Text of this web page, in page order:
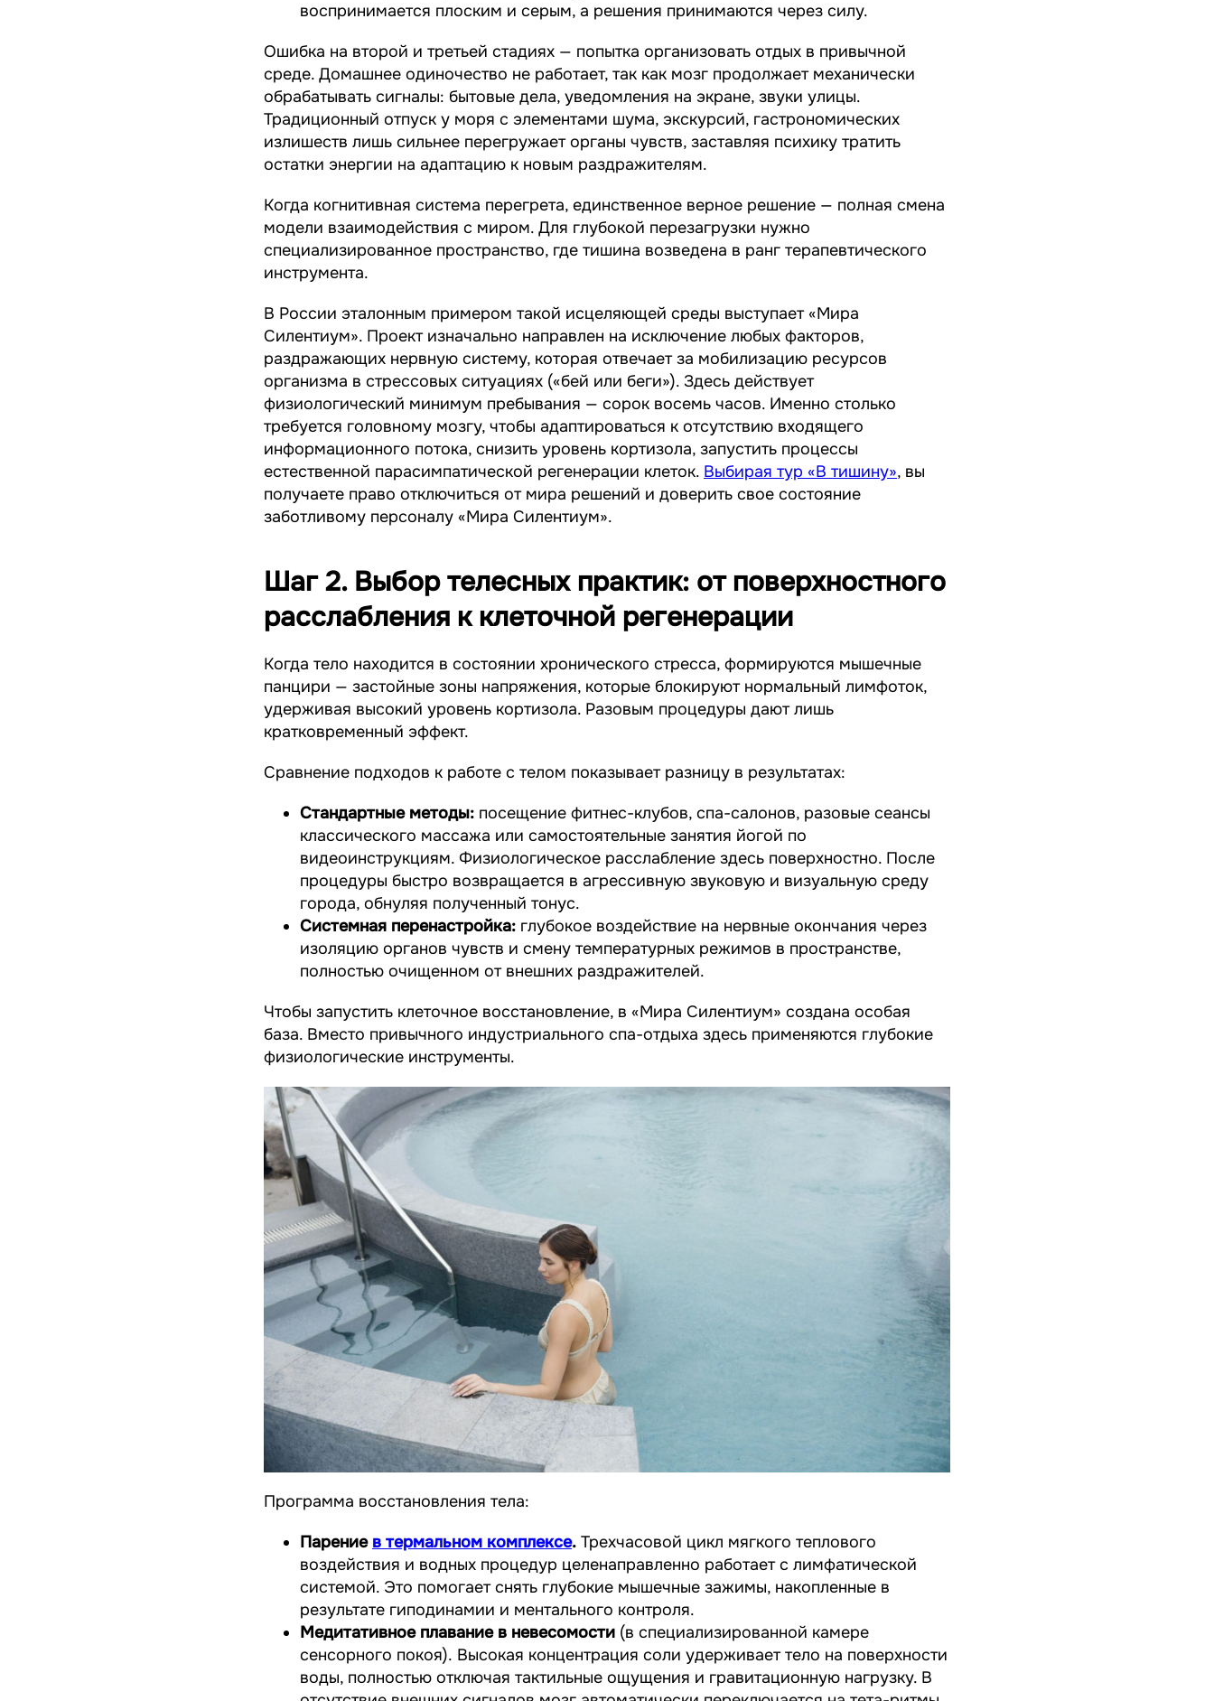
воспринимается плоским и серым, а решения принимаются через силу.
Ошибка на второй и третьей стадиях — попытка организовать отдых в привычной
среде. Домашнее одиночество не работает, так как мозг продолжает механически
обрабатывать сигналы: бытовые дела, уведомления на экране, звуки улицы.
Традиционный отпуск у моря с элементами шума, экскурсий, гастрономических
излишеств лишь сильнее перегружает органы чувств, заставляя психику тратить
остатки энергии на адаптацию к новым раздражителям.
Когда когнитивная система перегрета, единственное верное решение — полная смена
модели взаимодействия с миром. Для глубокой перезагрузки нужно
специализированное пространство, где тишина возведена в ранг терапевтического
инструмента.
В России эталонным примером такой исцеляющей среды выступает «Мира
Силентиум». Проект изначально направлен на исключение любых факторов,
раздражающих нервную систему, которая отвечает за мобилизацию ресурсов
организма в стрессовых ситуациях («бей или беги»). Здесь действует
физиологический минимум пребывания — сорок восемь часов. Именно столько
требуется головному мозгу, чтобы адаптироваться к отсутствию входящего
информационного потока, снизить уровень кортизола, запустить процессы
естественной парасимпатической регенерации клеток. Выбирая тур «В тишину», вы
получаете право отключиться от мира решений и доверить свое состояние
заботливому персоналу «Мира Силентиум».
Шаг 2. Выбор телесных практик: от поверхностного
расслабления к клеточной регенерации
Когда тело находится в состоянии хронического стресса, формируются мышечные
панцири — застойные зоны напряжения, которые блокируют нормальный лимфоток,
удерживая высокий уровень кортизола. Разовым процедуры дают лишь
кратковременный эффект.
Сравнение подходов к работе с телом показывает разницу в результатах:
Стандартные методы: посещение фитнес-клубов, спа-салонов, разовые сеансы
классического массажа или самостоятельные занятия йогой по
видеоинструкциям. Физиологическое расслабление здесь поверхностно. После
процедуры быстро возвращается в агрессивную звуковую и визуальную среду
города, обнуляя полученный тонус.
Системная перенастройка: глубокое воздействие на нервные окончания через
изоляцию органов чувств и смену температурных режимов в пространстве,
полностью очищенном от внешних раздражителей.
Чтобы запустить клеточное восстановление, в «Мира Силентиум» создана особая
база. Вместо привычного индустриального спа-отдыха здесь применяются глубокие
физиологические инструменты.
Программа восстановления тела:
Парение в термальном комплексе. Трехчасовой цикл мягкого теплового
воздействия и водных процедур целенаправленно работает с лимфатической
системой. Это помогает снять глубокие мышечные зажимы, накопленные в
результате гиподинамии и ментального контроля.
Медитативное плавание в невесомости (в специализированной камере
сенсорного покоя). Высокая концентрация соли удерживает тело на поверхности
воды, полностью отключая тактильные ощущения и гравитационную нагрузку. В